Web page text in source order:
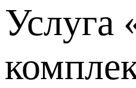
Услуга